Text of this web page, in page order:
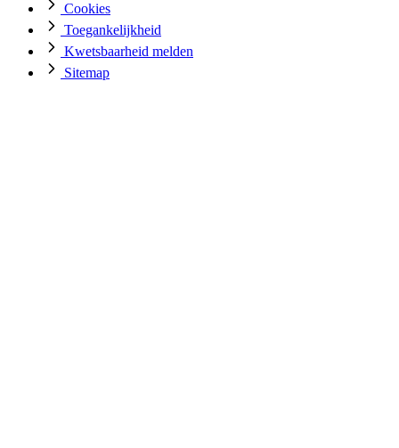
Cookies
Toegankelijkheid
Kwetsbaarheid melden
Sitemap